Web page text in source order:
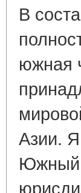
В
южная
Азии.
Южный